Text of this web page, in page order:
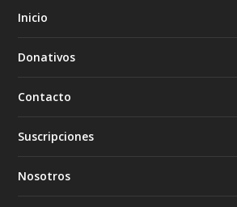
Inicio
Donativos
Contacto
Suscripciones
Nosotros